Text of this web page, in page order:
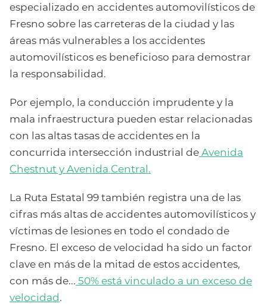
especializado en accidentes automovilísticos de
Fresno sobre las carreteras de la ciudad y las
áreas más vulnerables a los accidentes
automovilísticos es beneficioso para demostrar
la responsabilidad.
Por ejemplo, la conducción imprudente y la
mala infraestructura pueden estar relacionadas
con las altas tasas de accidentes en la
concurrida intersección industrial de Avenida
Chestnut y Avenida Central.
La Ruta Estatal 99 también registra una de las
cifras más altas de accidentes automovilísticos y
víctimas de lesiones en todo el condado de
Fresno. El exceso de velocidad ha sido un factor
clave en más de la mitad de estos accidentes,
con más de... 50% está vinculado a un exceso de
velocidad.